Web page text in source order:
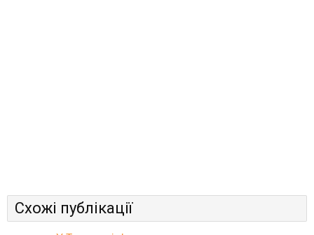
Схожі публікації